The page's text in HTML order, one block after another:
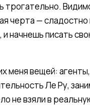
трогательно.
черта —
начнешь писать
меня вещей:
Ле Ру,
не взяли в